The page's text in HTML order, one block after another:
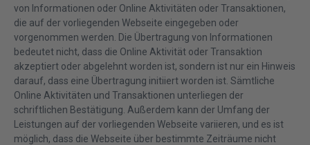
von Informationen oder Online Aktivitäten oder Transaktionen,
die auf der vorliegenden Webseite eingegeben oder
vorgenommen werden. Die Übertragung von Informationen
bedeutet nicht, dass die Online Aktivität oder Transaktion
akzeptiert oder abgelehnt worden ist, sondern ist nur ein Hinweis
darauf, dass eine Übertragung initiiert worden ist. Sämtliche
Online Aktivitäten und Transaktionen unterliegen der
schriftlichen Bestätigung. Außerdem kann der Umfang der
Leistungen auf der vorliegenden Webseite variieren, und es ist
möglich, dass die Webseite über bestimmte Zeiträume nicht